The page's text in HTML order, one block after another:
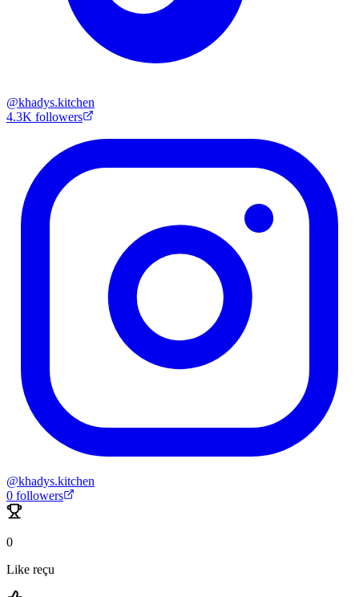
@khadys.kitchen
4.3K followers
@khadys.kitchen
0 followers
0
Like reçu